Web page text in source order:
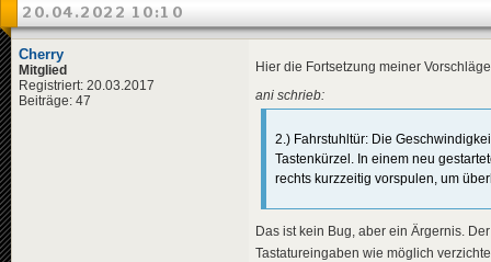
20.04.2022 10:10
Cherry
Mitglied
Registriert: 20.03.2017
Beiträge: 47
Hier die Fortsetzung meiner
ani schrieb:
2.) Fahrstuhltür: Die
Tastenkürzel. In einem neu
rechts kurzzeitig vorspulen, um
Das ist kein Bug, aber ein Ärgernis.
Tastatureingaben wie möglich